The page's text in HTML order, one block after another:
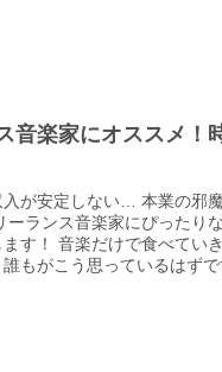
音楽家にオススメ！
入が安定しない… 本業の邪
ーランス音楽家にぴったり
す！ 音楽だけで食べてい
もがこう思っているはずで